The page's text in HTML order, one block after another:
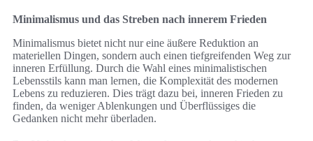
Minimalismus und das Streben nach innerem Frieden
Minimalismus bietet nicht nur eine äußere Reduktion an
materiellen Dingen, sondern auch einen tiefgreifenden Weg zur
inneren Erfüllung. Durch die Wahl eines minimalistischen
Lebensstils kann man lernen, die Komplexität des modernen
Lebens zu reduzieren. Dies trägt dazu bei, inneren Frieden zu
finden, da weniger Ablenkungen und Überflüssiges die
Gedanken nicht mehr überladen.